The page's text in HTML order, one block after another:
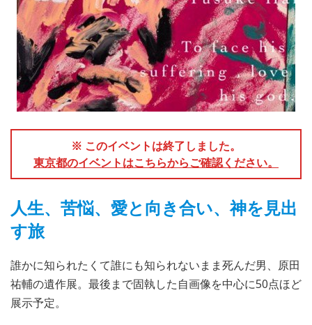
※ このイベントは終了しました。
東京都のイベントはこちらからご確認ください。
人生、苦悩、愛と向き合い、神を見出
す旅
誰かに知られたくて誰にも知られないまま死んだ男、原田
祐輔の遺作展。最後まで固執した自画像を中心に50点ほど
展示予定。